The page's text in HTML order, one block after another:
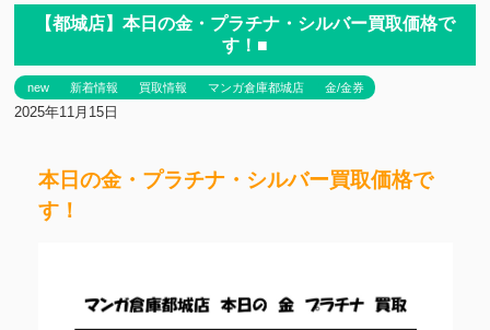
【都城店】本日の金・プラチナ・シルバー買取価格で
す！■
new 新着情報 買取情報 マンガ倉庫都城店 金/金券
2025年11月15日
本日の金・プラチナ・シルバー買取価格で
す！